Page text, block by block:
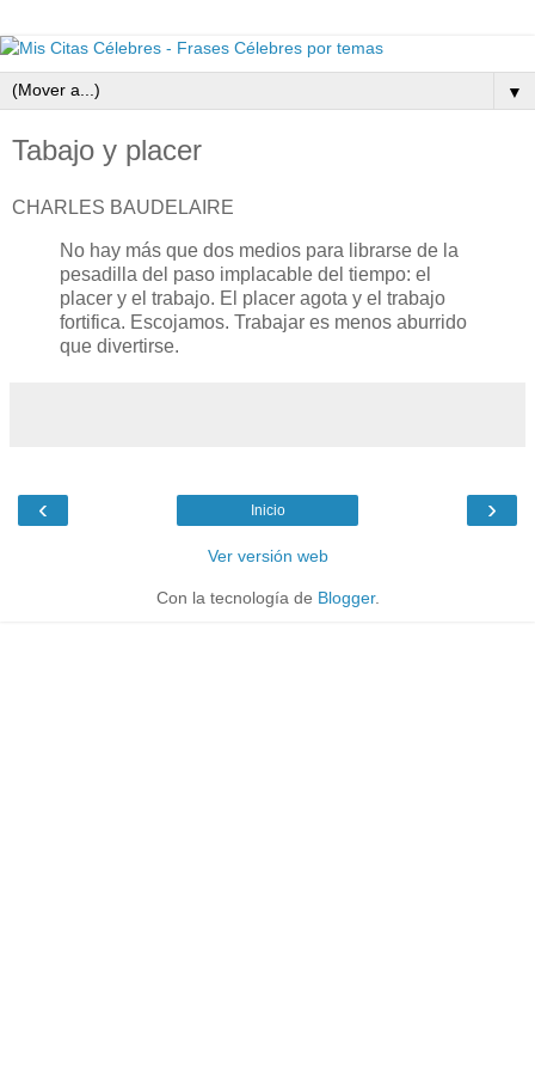
▼
Tabajo y placer
CHARLES BAUDELAIRE
No hay más que dos medios para librarse de la
pesadilla del paso implacable del tiempo: el
placer y el trabajo. El placer agota y el trabajo
fortifica. Escojamos. Trabajar es menos aburrido
que divertirse.
‹ ›
Inicio
Ver versión web
Con la tecnología de Blogger.